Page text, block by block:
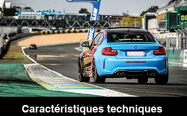
Caractéristiques techniques